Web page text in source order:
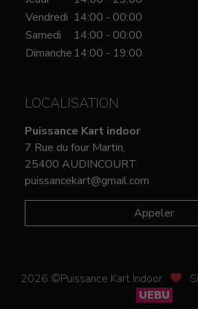
Vendredi 14:00 - 00:00
Samedi
14:00 - 00:00
Dimanche 14:00 - 19:00
LOCALISATION
Puissance Kart indoor
7 Rue du four Martin,
25400 AUDINCOURT
puissancekart@gmail.com
Appeler
2026 ©Puissance Kart Indoor
UEBU